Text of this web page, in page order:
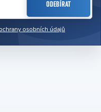
osobních údajů
ODEBÍRAT